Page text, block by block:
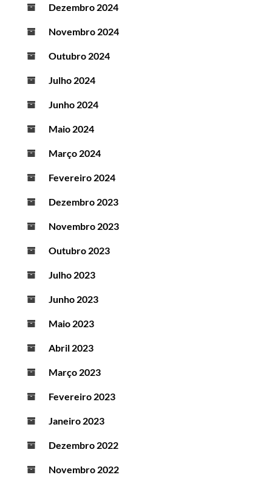
Dezembro 2024
Novembro 2024
Outubro 2024
Julho 2024
Junho 2024
Maio 2024
Março 2024
Fevereiro 2024
Dezembro 2023
Novembro 2023
Outubro 2023
Julho 2023
Junho 2023
Maio 2023
Abril 2023
Março 2023
Fevereiro 2023
Janeiro 2023
Dezembro 2022
Novembro 2022